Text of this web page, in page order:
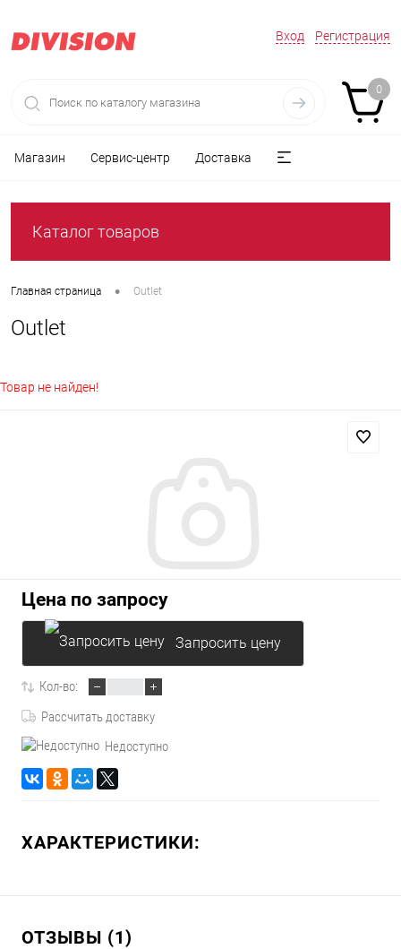
Вход Регистрация
0
Магазин Сервис-центр Доставка
Каталог товаров
Главная страница • Outlet
Outlet
Товар не найден!
Цена по запросу
Запросить цену
Кол-во:
Рассчитать доставку
Недоступно
ХАРАКТЕРИСТИКИ:
ОТЗЫВЫ (1)